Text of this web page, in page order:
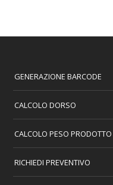
GENERAZIONE BARCODE
CALCOLO DORSO
CALCOLO PESO PRODOTTO
RICHIEDI PREVENTIVO